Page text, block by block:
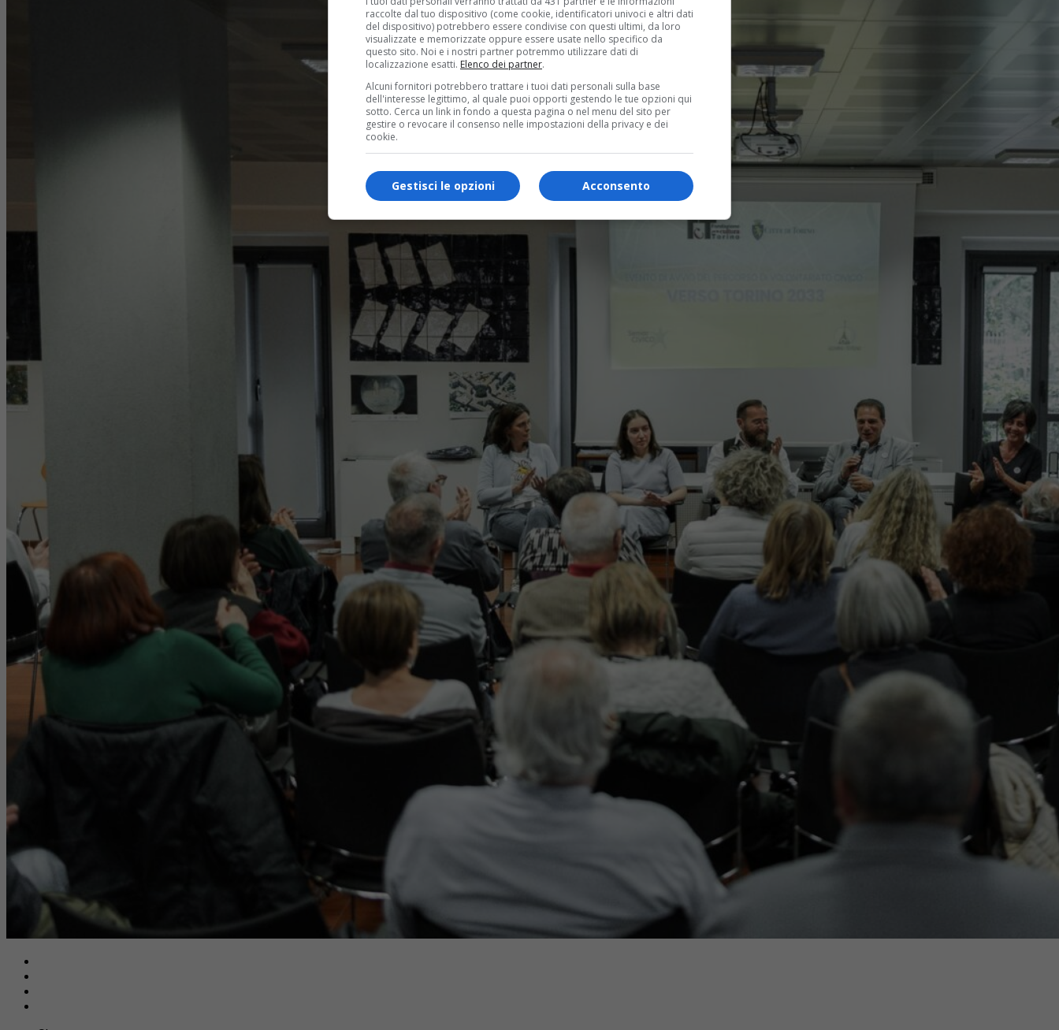
raccolte dal tuo dispositivo (come cookie, identificatori univoci e altri dati
del dispositivo) potrebbero essere condivise con questi ultimi, da loro
visualizzate e memorizzate oppure essere usate nello specifico da
questo sito. Noi e i nostri partner potremmo utilizzare dati di
localizzazione esatti. Elenco dei partner.
Alcuni fornitori potrebbero trattare i tuoi dati personali sulla base
dell'interesse legittimo, al quale puoi opporti gestendo le tue opzioni qui
sotto. Cerca un link in fondo a questa pagina o nel menu del sito per
gestire o revocare il consenso nelle impostazioni della privacy e dei
cookie.
Acconsento
Gestisci le opzioni